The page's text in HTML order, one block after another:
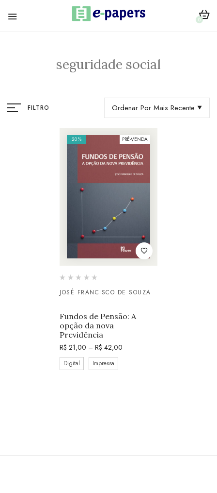
0
seguridade social
FILTRO Ordenar Por Mais Recente
20% PRÉ-VENDA
JOSÉ FRANCISCO DE SOUZA
Fundos de Pensão: A
opção da nova
Previdência
R$ 21,00 – R$ 42,00
Digital Impressa